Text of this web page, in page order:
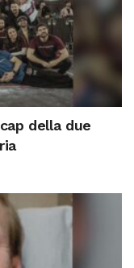
della due